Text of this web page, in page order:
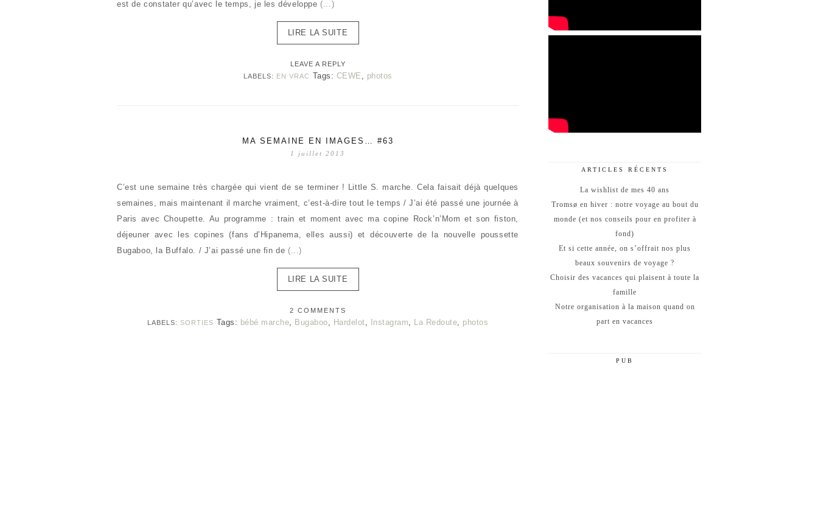
est de constater qu’avec le temps, je les développe (...)
LIRE LA SUITE
LEAVE A REPLY
LABELS: EN VRAC Tags: CEWE , photos
MA SEMAINE EN IMAGES… #63
1 juillet 2013
C’est une semaine très chargée qui vient de se terminer ! Little S. marche. Cela faisait déjà quelques
semaines, mais maintenant il marche vraiment, c’est-à-dire tout le temps / J’ai été passé une journée à
Paris avec Choupette. Au programme : train et moment avec ma copine Rock’n’Mom et son fiston,
déjeuner avec les copines (fans d’Hipanema, elles aussi) et découverte de la nouvelle poussette
Bugaboo, la Buffalo. / J’ai passé une fin de (...)
LIRE LA SUITE
2 COMMENTS
LABELS: SORTIES Tags: bébé marche, Bugaboo, Hardelot, Instagram, La Redoute, photos
ARTICLES RÉCENTS
La wishlist de mes 40 ans
Tromsø en hiver : notre voyage au bout du
monde (et nos conseils pour en profiter à
fond)
Et si cette année, on s’offrait nos plus
beaux souvenirs de voyage ?
Choisir des vacances qui plaisent à toute la
famille
Notre organisation à la maison quand on
part en vacances
PUB